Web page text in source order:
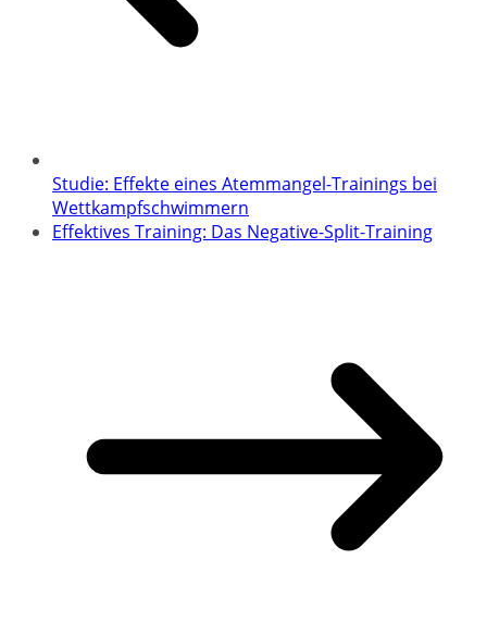
Studie: Effekte eines Atemmangel-Trainings bei
Wettkampfschwimmern
Effektives Training: Das Negative-Split-Training